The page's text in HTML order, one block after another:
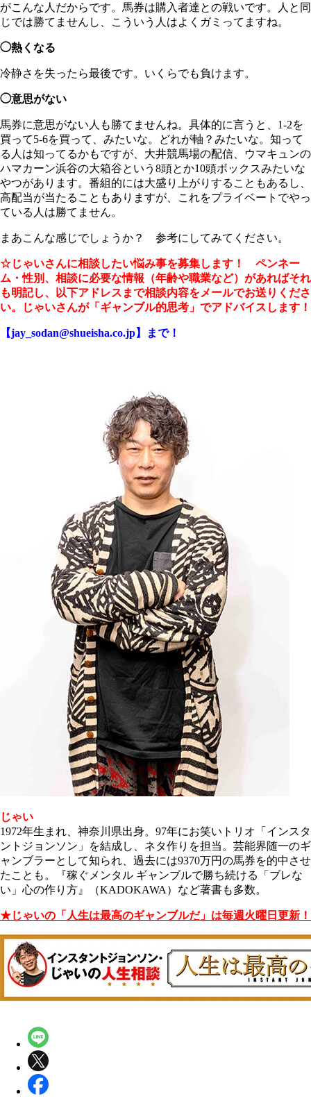
がこんな人だからです。馬券は購入者達との戦いです。人と同
じでは勝てませんし、こういう人はよくガミってますね。
◯熱くなる
冷静さを失ったら最後です。いくらでも負けます。
◯意思がない
馬券に意思がない人も勝てませんね。具体的に言うと、1-2を
買って5-6を買って、みたいな。どれが軸？みたいな。知って
る人は知ってるかもですが、大井競馬場の配信、ウマキュンの
ハマカーン浜谷の大箱谷という8頭とか10頭ボックスみたいな
やつがあります。番組的には大盛り上がりすることもあるし、
高配当が当たることもありますが、これをプライベートでやっ
ている人は勝てません。
まあこんな感じでしょうか？ 参考にしてみてください。
☆じゃいさんに相談したい悩み事を募集します！ ペンネー
ム・性別、相談に必要な情報（年齢や職業など）があればそれ
も明記し、以下アドレスまで相談内容をメールでお送りくださ
い。じゃいさんが「ギャンブル的思考」でアドバイスします！
【jay_sodan@shueisha.co.jp】まで！
じゃい
1972年生まれ、神奈川県出身。97年にお笑いトリオ「インスタ
ントジョンソン」を結成し、ネタ作りを担当。芸能界随一のギ
ャンブラーとして知られ、過去には9370万円の馬券を的中させ
たことも。『稼ぐメンタル ギャンブルで勝ち続ける
「ブレな
い」心の作り方』（KADOKAWA）など著書も多数。
★じゃいの「人生は最高のギャンブルだ」は毎週火曜日更新！